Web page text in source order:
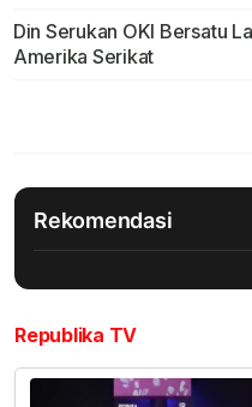
Din Serukan OKI Bersatu
Amerika Serikat
Rekomendasi
Republika TV